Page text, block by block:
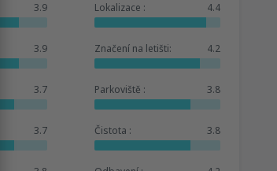
3.9 Lokalizace : 4.4
3.9 Značení na letišti: 4.2
3.7 Parkoviště : 3.8
3.7 Čistota : 3.8